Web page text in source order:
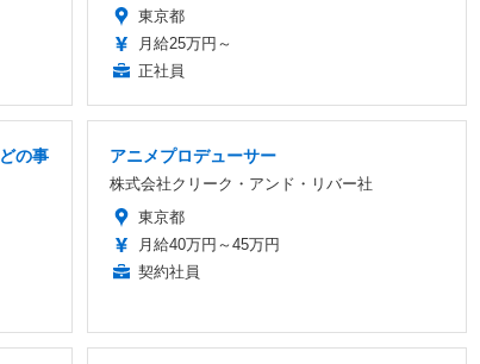
東京都
月給25万円～
正社員
の事
アニメプロデューサー
株式会社クリーク・アンド・リバー社
東京都
月給40万円～45万円
契約社員